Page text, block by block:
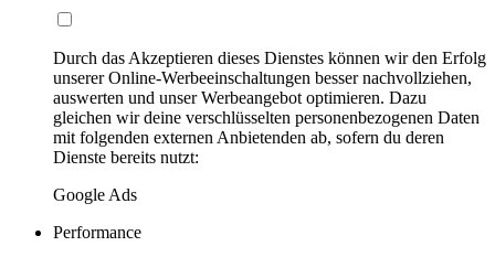
Durch das Akzeptieren dieses Dienstes können wir den Erfolg
unserer Online-Werbeeinschaltungen besser nachvollziehen,
auswerten und unser Werbeangebot optimieren. Dazu
gleichen wir deine verschlüsselten personenbezogenen Daten
mit folgenden externen Anbietenden ab, sofern du deren
Dienste bereits nutzt:
Google Ads
Performance